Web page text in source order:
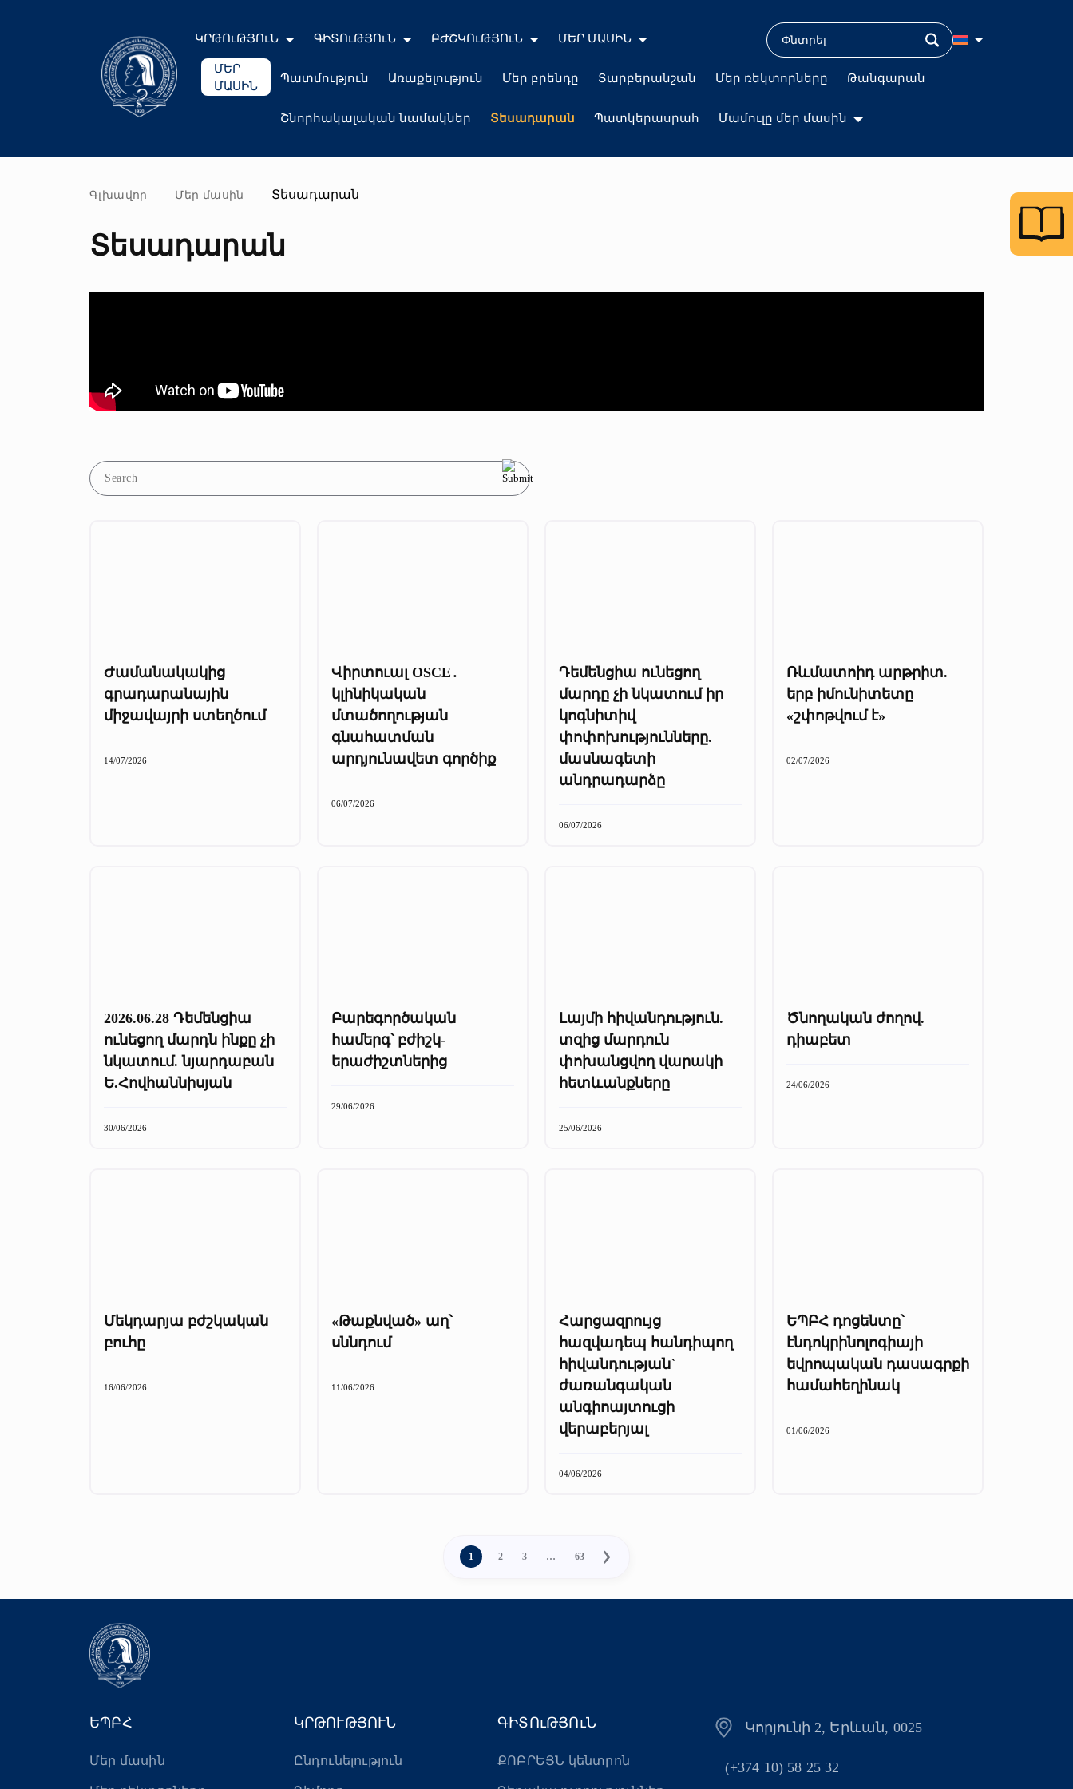
ԿՐԹՈւԹՅՈւՆ ԳԻՏՈւԹՅՈւՆ ԲԺՇԿՈւԹՅՈւՆ ՄԵՐ ՄԱՍԻՆ
ՄԵՐ
ՄԱՍԻՆ
Պատմություն Առաքելություն Մեր բրենդը Տարբերանշան Մեր ռեկտորները Թանգարան
Շնորհակալական նամակներ Տեսադարան Պատկերասրահ Մամուլը մեր մասին
Գլխավոր Մեր մասին Տեսադարան
Տեսադարան
Ժամանակակից
գրադարանային
միջավայրի ստեղծում
14/07/2026
Վիրտուալ OSCE․
կլինիկական
մտածողության
գնահատման
արդյունավետ գործիք
06/07/2026
Դեմենցիա ունեցող
մարդը չի նկատում իր
կոգնիտիվ
փոփոխությունները.
մասնագետի
անդրադարձը
06/07/2026
Ռևմատոիդ արթրիտ.
երբ իմունիտետը
«շփոթվում է»
02/07/2026
2026.06.28 Դեմենցիա
ունեցող մարդն ինքը չի
նկատում. նյարդաբան
Ե.Հովհաննիսյան
30/06/2026
Բարեգործական
համերգ՝ բժիշկ-
երաժիշտներից
29/06/2026
Լայմի հիվանդություն.
տզից մարդուն
փոխանցվող վարակի
հետևանքները
25/06/2026
Ծնողական ժողով.
դիաբետ
24/06/2026
Մեկդարյա բժշկական
բուհը
16/06/2026
«Թաքնված» աղ՝
սննդում
11/06/2026
Հարցազրույց
հազվադեպ հանդիպող
հիվանդության`
ժառանգական
անգիոայտուցի
վերաբերյալ
04/06/2026
ԵՊԲՀ դոցենտը՝
էնդոկրինոլոգիայի
եվրոպական դասագրքի
համահեղինակ
01/06/2026
1 2 3 … 63
ԵՊԲՀ
Մեր մասին
ԿՐԹՈՒԹՅՈՒՆ
Ընդունելություն
ԳԻՏՈւԹՅՈւՆ
ՔՈԲՐԵՅՆ կենտրոն
Կորյունի 2, Երևան, 0025
(+374 10) 58 25 32